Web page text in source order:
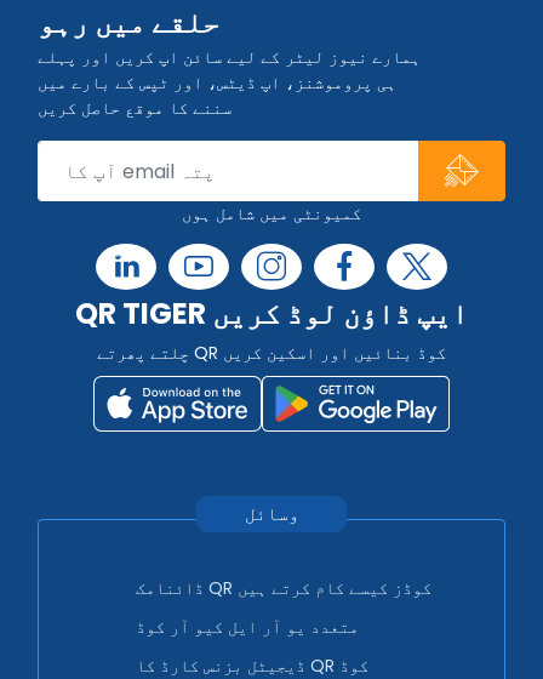
حلقے میں رہو
ہمارے نیوز لیٹر کے لیے سائن اپ کریں اور پہلے
ہی پروموشنز، اپ ڈیٹس، اور ٹپس کے بارے میں
سننے کا موقع حاصل کریں
کمیونٹی میں شامل ہوں
QR TIGER ایپ ڈاؤن لوڈ کریں
چلتے پھرتے QR کوڈ بنائیں اور اسکین کریں
وسائل
ڈائنامک QR کوڈز کیسے کام کرتے ہیں
متعدد یو آر ایل کیو آر کوڈ
ڈیجیٹل بزنس کارڈ کا QR کوڈ